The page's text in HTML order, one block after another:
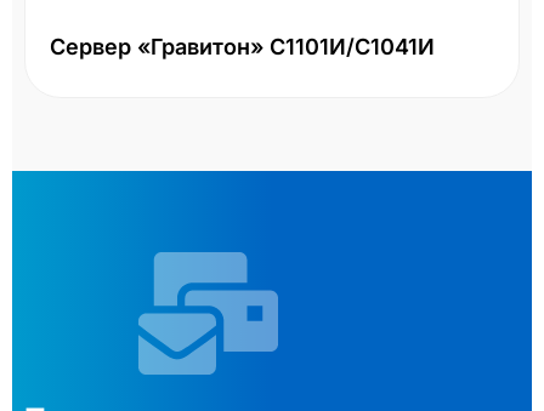
Сервер «Гравитон» С1101И/С1041И